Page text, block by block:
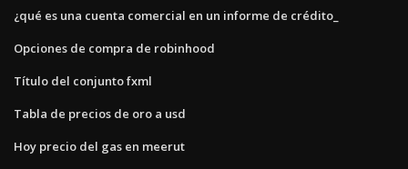
¿qué es una cuenta comercial en un informe de crédito_
Opciones de compra de robinhood
Título del conjunto fxml
Tabla de precios de oro a usd
Hoy precio del gas en meerut